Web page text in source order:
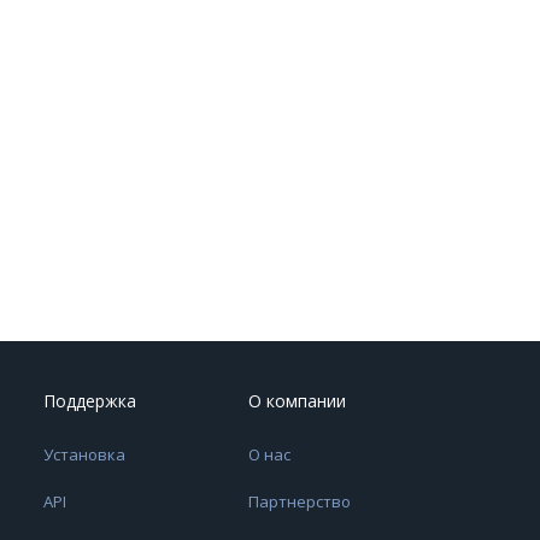
Поддержка
Установка
API
О компании
О нас
Партнерство